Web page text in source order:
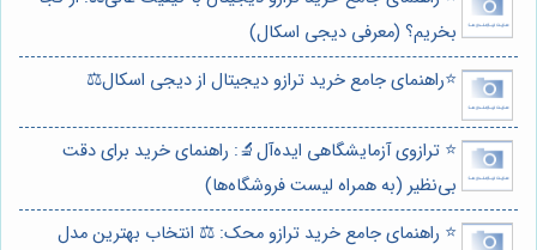
بخریم؟ (معرفی دیجی اسکال)
⭐️راهنمای جامع خرید ترازو دیجیتال از دیجی اسکال⚖️
⭐️ ترازوی آزمایشگاهی ایده‌آل🔬: راهنمای خرید برای دقت
بی‌نظیر (به همراه لیست فروشگاه‌ها)
⭐️ راهنمای جامع خرید ترازو محک: ⚖️ انتخاب بهترین مدل